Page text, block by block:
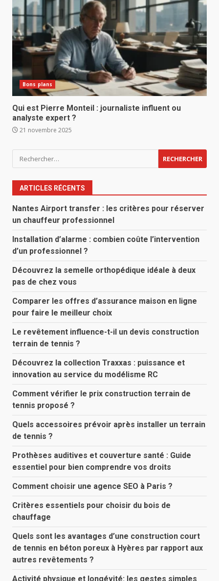
Bons plans
Qui est Pierre Monteil : journaliste influent ou
analyste expert ?
21 novembre 2025
Rechercher :
ARTICLES RÉCENTS
Nantes Airport transfer : les critères pour réserver
un chauffeur professionnel
Installation d’alarme : combien coûte l’intervention
d’un professionnel ?
Découvrez la semelle orthopédique idéale à deux
pas de chez vous
Comparer les offres d’assurance maison en ligne
pour faire le meilleur choix
Le revêtement influence-t-il un devis construction
terrain de tennis ?
Découvrez la collection Traxxas : puissance et
innovation au service du modélisme RC
Comment vérifier le prix construction terrain de
tennis proposé ?
Quels accessoires prévoir après installer un terrain
de tennis ?
Prothèses auditives et couverture santé : Guide
essentiel pour bien comprendre vos droits
Comment choisir une agence SEO à Paris ?
Critères essentiels pour choisir du bois de
chauffage
Quels sont les avantages d’une construction court
de tennis en béton poreux à Hyères par rapport aux
autres revêtements ?
Activité physique et longévité: les gestes simples